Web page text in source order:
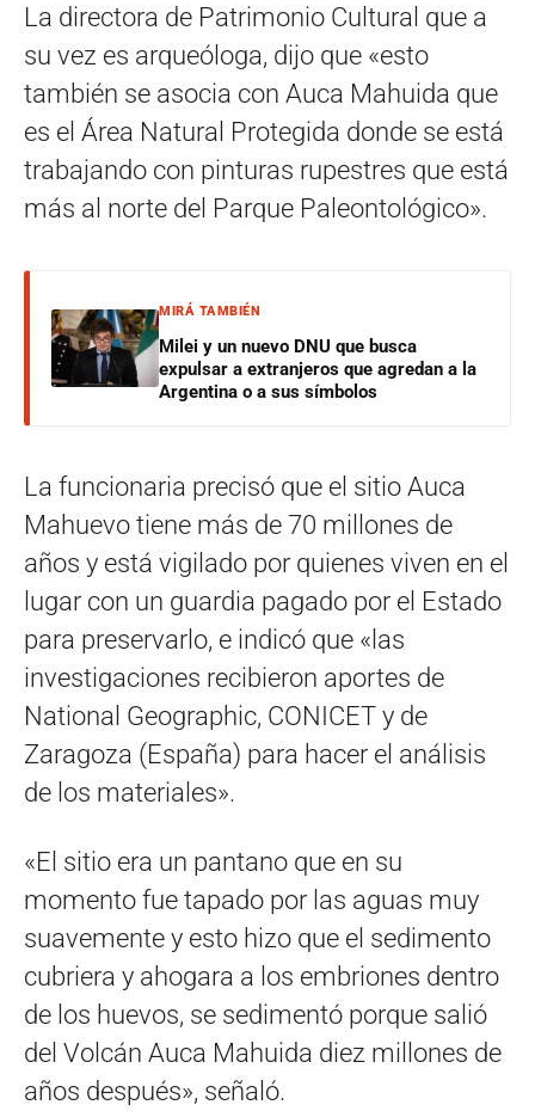
La directora de Patrimonio Cultural que a
su vez es arqueóloga, dijo que «esto
también se asocia con Auca Mahuida que
es el Área Natural Protegida donde se está
trabajando con pinturas rupestres que está
más al norte del Parque Paleontológico».
MIRÁ TAMBIÉN
Milei y un nuevo DNU que busca
expulsar a extranjeros que agredan a la
Argentina o a sus símbolos
La funcionaria precisó que el sitio Auca
Mahuevo tiene más de 70 millones de
años y está vigilado por quienes viven en el
lugar con un guardia pagado por el Estado
para preservarlo, e indicó que «las
investigaciones recibieron aportes de
National Geographic, CONICET y de
Zaragoza (España) para hacer el análisis
de los materiales».
«El sitio era un pantano que en su
momento fue tapado por las aguas muy
suavemente y esto hizo que el sedimento
cubriera y ahogara a los embriones dentro
de los huevos, se sedimentó porque salió
del Volcán Auca Mahuida diez millones de
años después», señaló.